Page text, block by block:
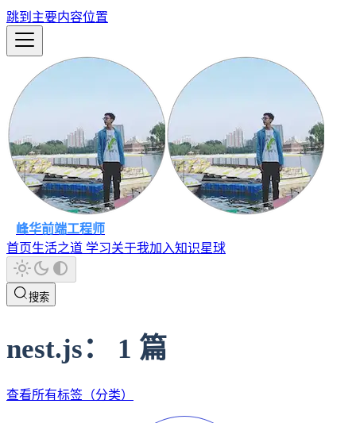
跳到主要内容位置
峰华前端工程师
首页生活之道 学习关于我加入知识星球
搜索
nest.js： 1 篇
查看所有标签（分类）